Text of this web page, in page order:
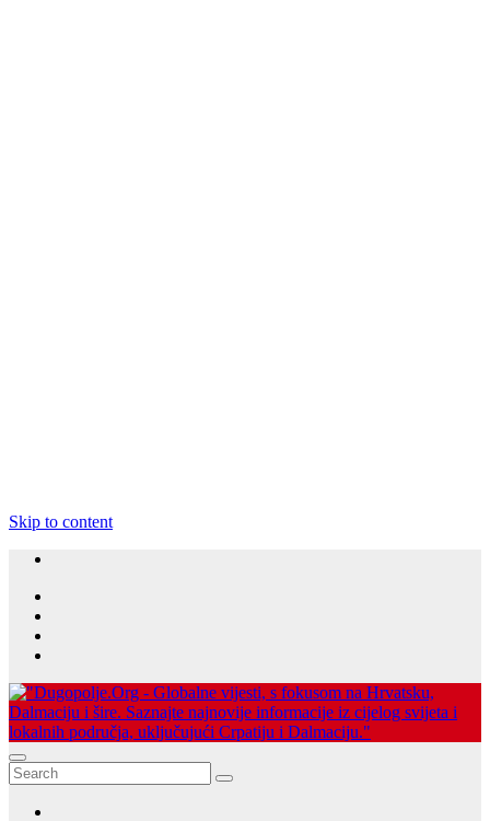
Skip to content
Dugopolje Portal
Najnovije vijesti Hrvatske, Dalmacije i Svijeta